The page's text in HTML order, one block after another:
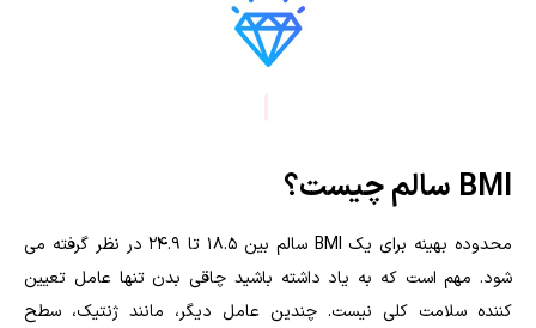
BMI سالم چیست؟
محدوده بهینه برای یک BMI سالم بین 18.5 تا 24.9 در نظر گرفته می
شود. مهم است که به یاد داشته باشید چاقی بدن تنها عامل تعیین
کننده سلامت کلی نیست. چندین عامل دیگر، مانند ژنتیک، سطح